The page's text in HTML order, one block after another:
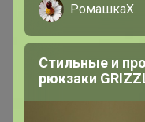
РомашкаХ
Стильные и
рюкзаки